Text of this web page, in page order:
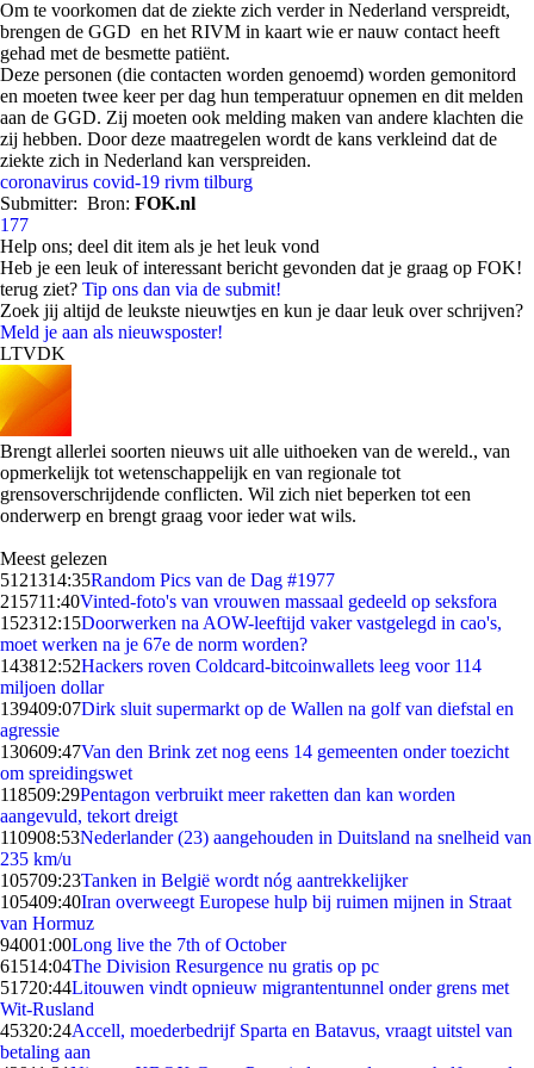
Om te voorkomen dat de ziekte zich verder in Nederland verspreidt,
brengen de GGD en het RIVM in kaart wie er nauw contact heeft
gehad met de besmette patiënt.
Deze personen (die contacten worden genoemd) worden gemonitord
en moeten twee keer per dag hun temperatuur opnemen en dit melden
aan de GGD. Zij moeten ook melding maken van andere klachten die
zij hebben. Door deze maatregelen wordt de kans verkleind dat de
ziekte zich in Nederland kan verspreiden.
coronavirus covid-19 rivm tilburg
Submitter: Bron: FOK.nl
177
Help ons; deel dit item als je het leuk vond
Heb je een leuk of interessant bericht gevonden dat je graag op FOK!
terug ziet? Tip ons dan via de submit!
Zoek jij altijd de leukste nieuwtjes en kun je daar leuk over schrijven?
Meld je aan als nieuwsposter!
LTVDK
Brengt allerlei soorten nieuws uit alle uithoeken van de wereld., van
opmerkelijk tot wetenschappelijk en van regionale tot
grensoverschrijdende conflicten. Wil zich niet beperken tot een
onderwerp en brengt graag voor ieder wat wils.
Meest gelezen
5121314:35Random Pics van de Dag #1977
215711:40Vinted-foto's van vrouwen massaal gedeeld op seksfora
152312:15Doorwerken na AOW-leeftijd vaker vastgelegd in cao's,
moet werken na je 67e de norm worden?
143812:52Hackers roven Coldcard-bitcoinwallets leeg voor 114
miljoen dollar
139409:07Dirk sluit supermarkt op de Wallen na golf van diefstal en
agressie
130609:47Van den Brink zet nog eens 14 gemeenten onder toezicht
om spreidingswet
118509:29Pentagon verbruikt meer raketten dan kan worden
aangevuld, tekort dreigt
110908:53Nederlander (23) aangehouden in Duitsland na snelheid van
235 km/u
105709:23Tanken in België wordt nóg aantrekkelijker
105409:40Iran overweegt Europese hulp bij ruimen mijnen in Straat
van Hormuz
94001:00Long live the 7th of October
61514:04The Division Resurgence nu gratis op pc
51720:44Litouwen vindt opnieuw migrantentunnel onder grens met
Wit-Rusland
45320:24Accell, moederbedrijf Sparta en Batavus, vraagt uitstel van
betaling aan